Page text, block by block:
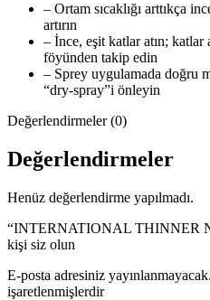
– Ortam sıcaklığı arttıkça
artırın
– İnce, eşit katlar atın; katlar
föyünden takip edin
– Sprey uygulamada doğru
“dry-spray”i önleyin
Değerlendirmeler (0)
Değerlendirmeler
Henüz değerlendirme yapılmadı.
“INTERNATIONAL THINNER
kişi siz olun
E-posta adresiniz yayınlanmayacak.
işaretlenmişlerdir